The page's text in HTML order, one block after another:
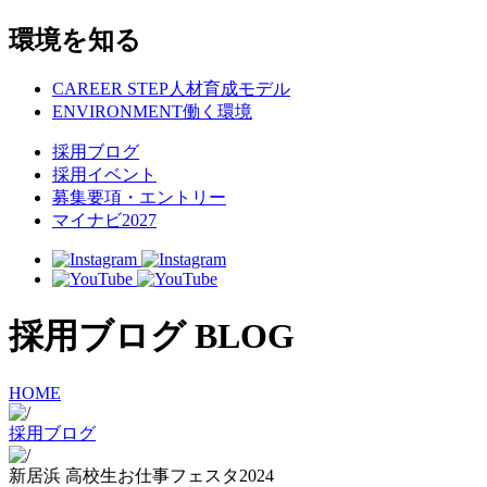
環境を知る
CAREER STEP人材育成モデル
ENVIRONMENT働く環境
採用ブログ
採用イベント
募集要項・エントリー
マイナビ2027
採用ブログ BLOG
HOME
採用ブログ
新居浜 高校生お仕事フェスタ2024